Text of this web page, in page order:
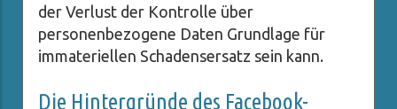
der Verlust der Kontrolle über
personenbezogene Daten Grundlage für
immateriellen Schadensersatz sein kann.
Die Hintergründe des Facebook-